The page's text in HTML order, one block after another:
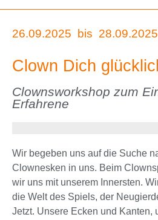
26.09.2025 bis 28.09.2025
Clown Dich
Clownsworkshop zum
Erfahrene
Wir begeben uns auf die Suche
Clownesken in uns. Beim
wir uns mit unserem Innersten.
die Welt des Spiels, der
Jetzt. Unsere Ecken und Kanten,